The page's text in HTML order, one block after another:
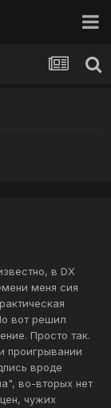
в DX
меня сия
вот решил
Просто так.
проигрывании
вроде
во-вторых нет
чужих